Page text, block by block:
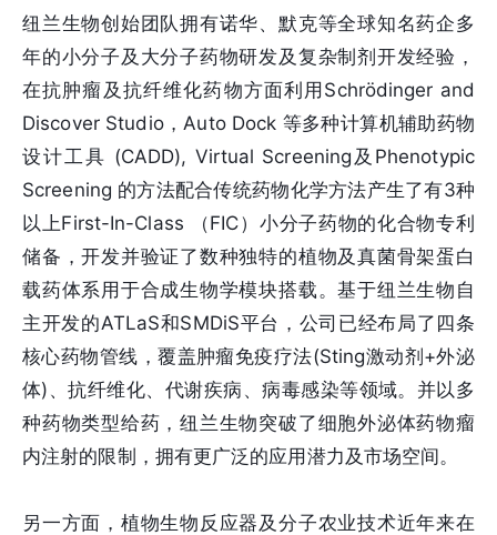
纽兰生物创始团队拥有诺华、默克等全球知名药企多
年的小分子及大分子药物研发及复杂制剂开发经验，
在抗肿瘤及抗纤维化药物方面利用Schrödinger and
Discover Studio，Auto Dock 等多种计算机辅助药物
设计工具 (CADD), Virtual Screening及Phenotypic
Screening 的方法配合传统药物化学方法产生了有3种
以上First-In-Class （FIC）小分子药物的化合物专利
储备，开发并验证了数种独特的植物及真菌骨架蛋白
载药体系用于合成生物学模块搭载。基于纽兰生物自
主开发的ATLaS和SMDiS平台，公司已经布局了四条
核心药物管线，覆盖肿瘤免疫疗法(Sting激动剂+外泌
体)、抗纤维化、代谢疾病、病毒感染等领域。并以多
种药物类型给药，纽兰生物突破了细胞外泌体药物瘤
内注射的限制，拥有更广泛的应用潜力及市场空间。
另一方面，植物生物反应器及分子农业技术近年来在